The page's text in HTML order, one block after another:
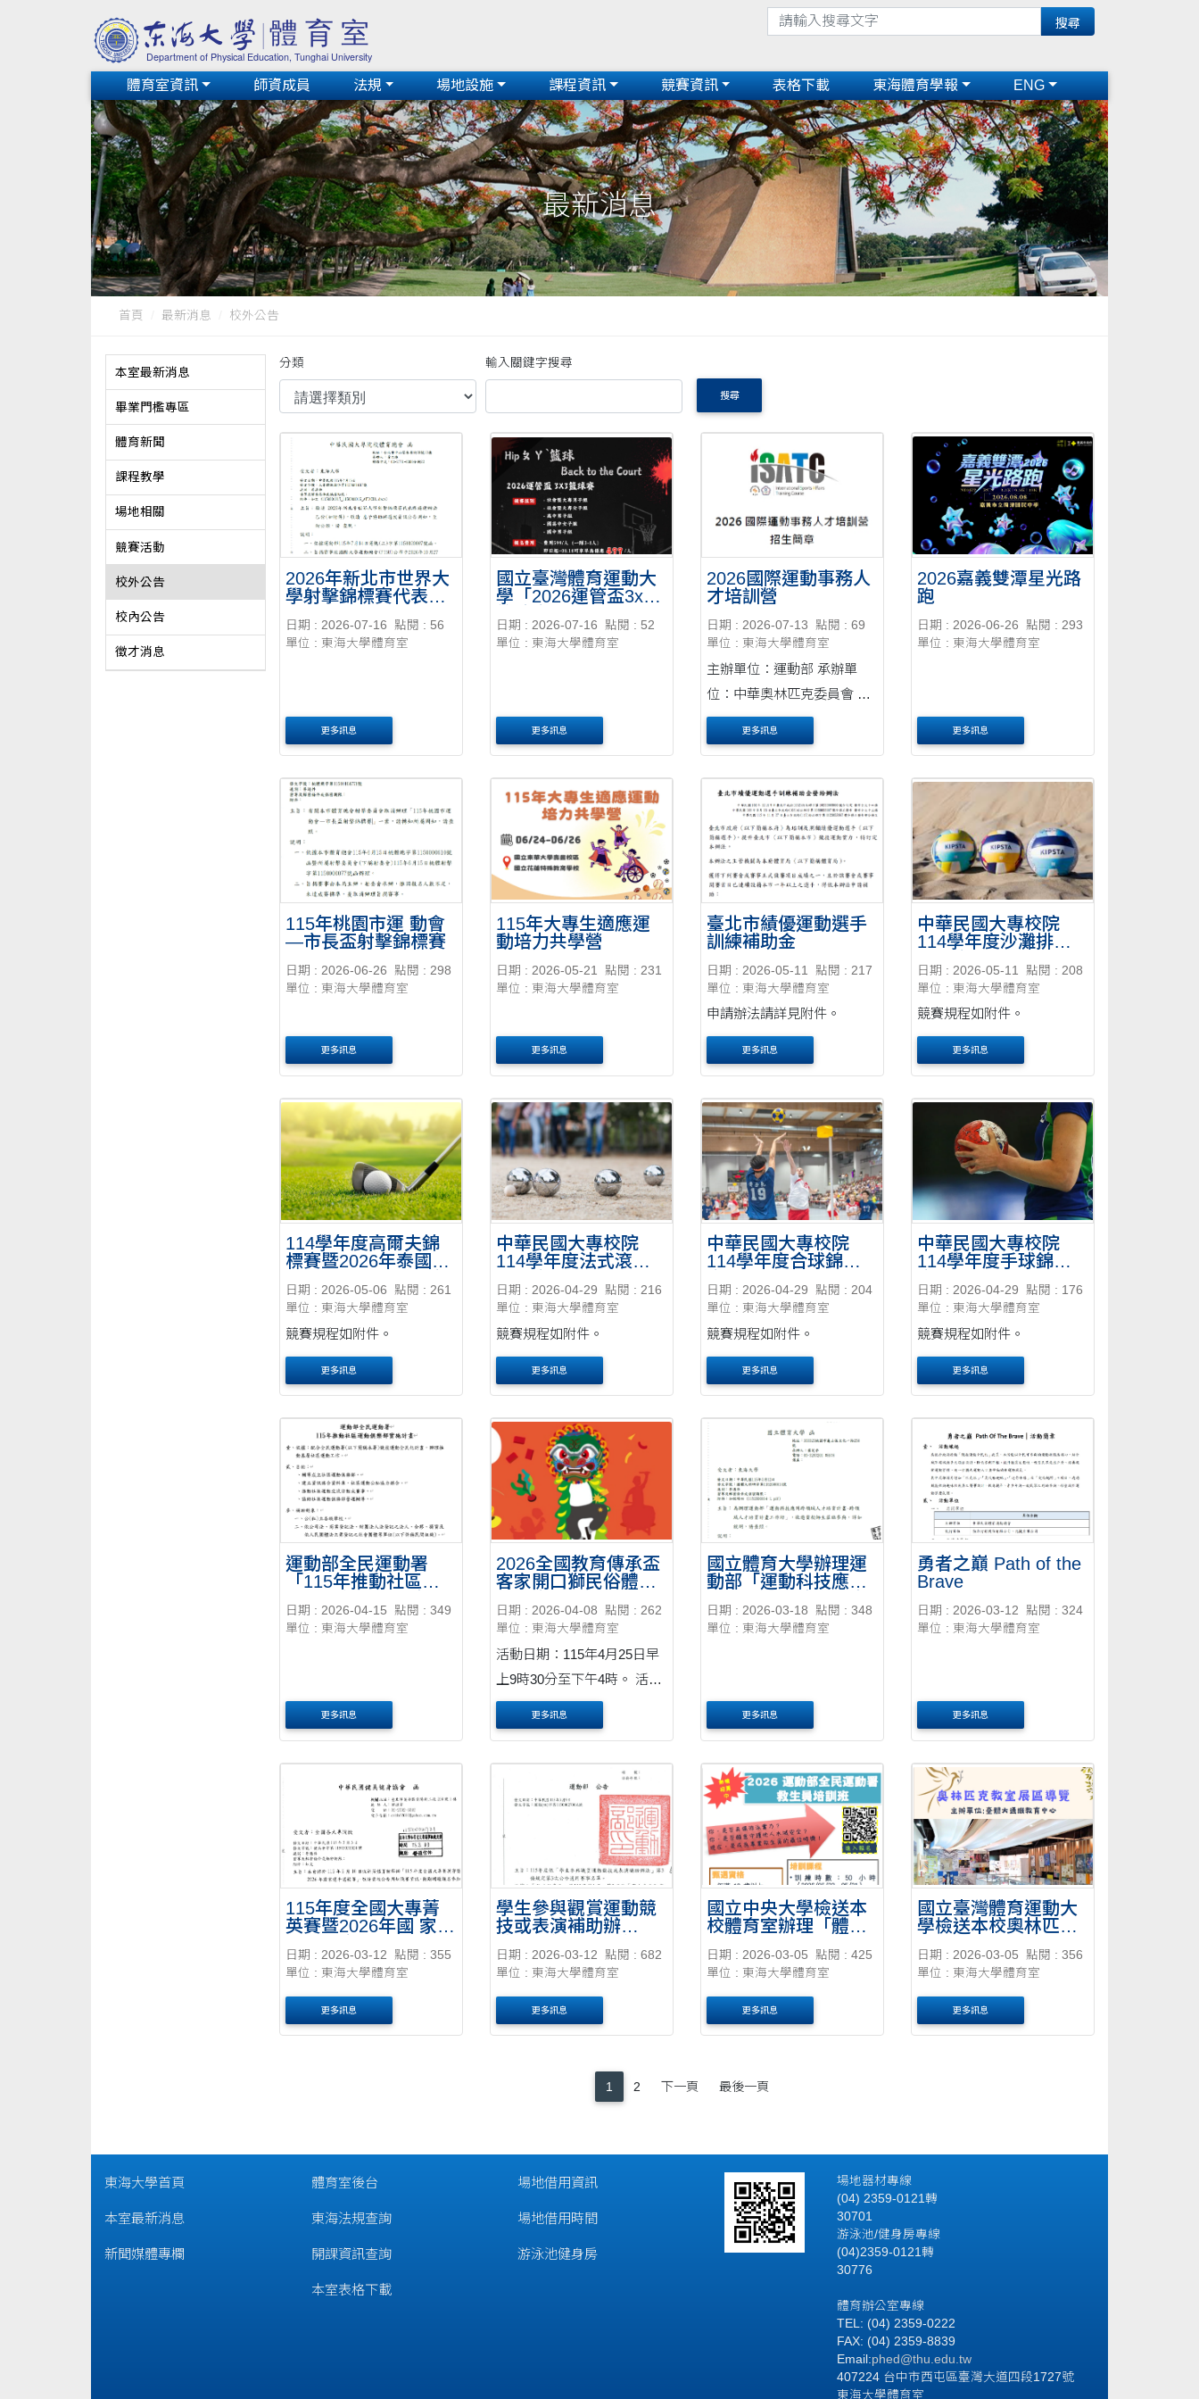
體育室資訊 師資成員 法規 場地設施 課程資訊 競賽資訊 表格下載 東海體育學報 ENG
最新消息
首頁 最新消息 校外公告
本室最新消息
畢業門檻專區
體育新聞
課程教學
場地相關
競賽活動
校外公告
校內公告
徵才消息
分類 輸入關鍵字搜尋
搜尋
2026年新北市世界大
學射擊錦標賽代表隊
日期 : 2026-07-16
點閱 : 56
單位 : 東海大學體育室
更多訊息
國立臺灣體育運動大
學「2026運管盃3x3
日期 : 2026-07-16
點閱 : 52
單位 : 東海大學體育室
更多訊息
2026國際運動事務人
才培訓營
日期 : 2026-07-13
點閱 : 69
單位 : 東海大學體育室
主辦單位：運動部 承辦單
位：中華奧林匹克委員會 參
與對象： 全國性運動團體所
屬行政人員 運動裁判、教
與國際運動事務人才培育計
畫結訓學員 各級政府運動....
更多訊息
2026嘉義雙潭星光路
跑
日期 : 2026-06-26
點閱 : 293
單位 : 東海大學體育室
更多訊息
115年桃園市運 動會
—市長盃射擊錦標賽
日期 : 2026-06-26
點閱 : 298
單位 : 東海大學體育室
更多訊息
115年大專生適應運
動培力共學營
日期 : 2026-05-21
點閱 : 231
單位 : 東海大學體育室
更多訊息
臺北市績優運動選手
訓練補助金
日期 : 2026-05-11
點閱 : 217
單位 : 東海大學體育室
申請辦法請詳見附件。
更多訊息
中華民國大專校院
114學年度沙灘排球
日期 : 2026-05-11
點閱 : 208
單位 : 東海大學體育室
競賽規程如附件。
更多訊息
114學年度高爾夫錦
標賽暨2026年泰國世
代表隊選拔
日期 : 2026-05-06
點閱 : 261
單位 : 東海大學體育室
競賽規程如附件。
更多訊息
中華民國大專校院
114學年度法式滾球
日期 : 2026-04-29
點閱 : 216
單位 : 東海大學體育室
競賽規程如附件。
更多訊息
中華民國大專校院
114學年度合球錦標
日期 : 2026-04-29
點閱 : 204
單位 : 東海大學體育室
競賽規程如附件。
更多訊息
中華民國大專校院
114學年度手球錦標
日期 : 2026-04-29
點閱 : 176
單位 : 東海大學體育室
競賽規程如附件。
更多訊息
運動部全民運動署
「115年推動社區運
日期 : 2026-04-15
點閱 : 349
單位 : 東海大學體育室
更多訊息
2026全國教育傳承盃
客家開口獅民俗體育
日期 : 2026-04-08
點閱 : 262
單位 : 東海大學體育室
活動日期：115年4月25日早
上9時30分至下午4時。 活動
地點：雲林縣斗南鎮順安宮
廟前廣場。 報名日期：即日
連絡人：黃馨儀小姐（電
話：0930-810307）。 競賽
規程：請詳見附件檔案。
更多訊息
國立體育大學辦理運
動部「運動科技應用
跨領 域人才培育計畫
工作坊」，敬邀貴校
日期 : 2026-03-18
點閱 : 348
單位 : 東海大學體育室
更多訊息
勇者之巔 Path of the
Brave
日期 : 2026-03-12
點閱 : 324
單位 : 東海大學體育室
更多訊息
115年度全國大專菁
英賽暨2026年國 家選
手選拔賽
日期 : 2026-03-12
點閱 : 355
單位 : 東海大學體育室
更多訊息
學生參與觀賞運動競
技或表演補助辦
法,115年度 第3次公
告適用賽事名單及公
告
日期 : 2026-03-12
點閱 : 682
單位 : 東海大學體育室
更多訊息
國立中央大學檢送本
校體育室辦理「體育
署救生員訓練班－救
生員培訓人員甄選」
計畫1份
日期 : 2026-03-05
點閱 : 425
單位 : 東海大學體育室
更多訊息
國立臺灣體育運動大
學檢送本校奧林匹克
教室展區導覽時間表
日期 : 2026-03-05
點閱 : 356
單位 : 東海大學體育室
更多訊息
1 2 下一頁 最後一頁
東海大學首頁
本室最新消息
新聞媒體專欄
體育室後台
東海法規查詢
開課資訊查詢
本室表格下載
場地借用資訊
場地借用時間
游泳池健身房
場地器材專線
(04) 2359-0121轉
30701
游泳池/健身房專線
(04)2359-0121轉
30776
體育辦公室專線
TEL: (04) 2359-0222
FAX: (04) 2359-8839
Email:phed@thu.edu.tw
407224 台中市西屯區臺灣大道四段1727號
東海大學體育室